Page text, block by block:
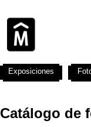
Catálogo de
Exposiciones